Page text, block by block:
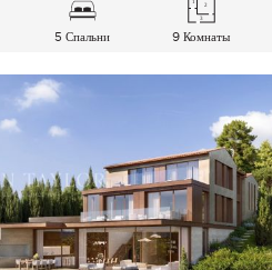
5 Спальни 9 Комнаты